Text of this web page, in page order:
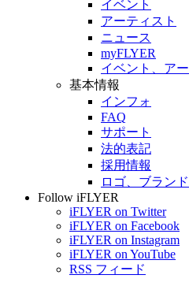
イベント
アーティスト
ニュース
myFLYER
イベント、ア
基本情報
インフォ
FAQ
サポート
法的表記
採用情報
ロゴ、ブラン
Follow iFLYER
iFLYER on Twitter
iFLYER on Facebook
iFLYER on Instagram
iFLYER on YouTube
RSS フィード